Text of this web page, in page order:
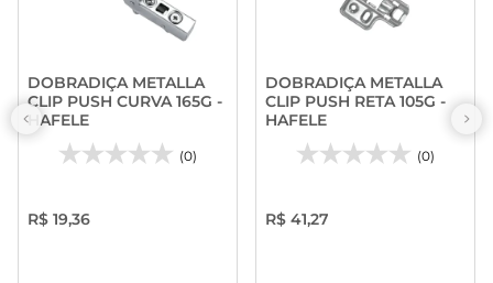
DOBRADIÇA METALLA
CLIP PUSH CURVA 165G -
HAFELE
(0)
R$ 19,36
DOBRADIÇA METALLA
CLIP PUSH RETA 105G -
HAFELE
(0)
R$ 41,27